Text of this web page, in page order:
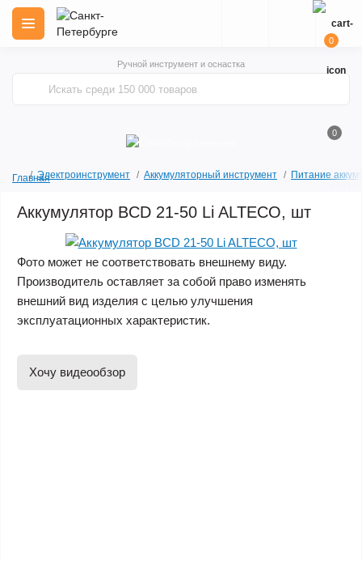
Ручной инструмент и оснастка
0
0
ГлавнаяЭлектроинструмент Аккумуляторный инструмент Питание
Аккумулятор BCD 21-50 Li ALTECO, шт
Фото может не соответствовать внешнему виду.
Производитель оставляет за собой право изменять
внешний вид изделия с целью улучшения
эксплуатационных характеристик.
Хочу видеообзор